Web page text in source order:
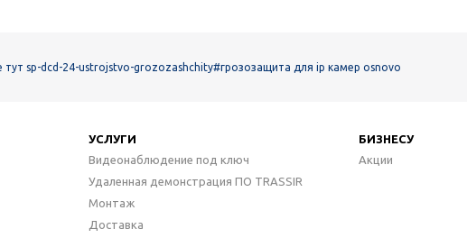
тут sp-dcd-24-ustrojstvo-grozozashchity#грозозащита для ip камер osnovo
УСЛУГИ
Видеонаблюдение под ключ
Удаленная демонстрация ПО TRASSIR
Монтаж
Доставка
БИЗНЕСУ
Акции